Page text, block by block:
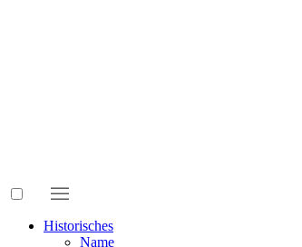
Historisches
Name